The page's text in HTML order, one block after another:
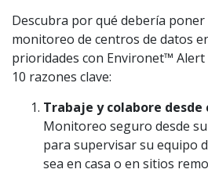
Descubra por qué debería poner
monitoreo de centros de datos
prioridades con Environet™ Alert
10 razones clave:
Trabaje y colabore
Monitoreo seguro desde
para supervisar su equipo
sea en casa o en sitios